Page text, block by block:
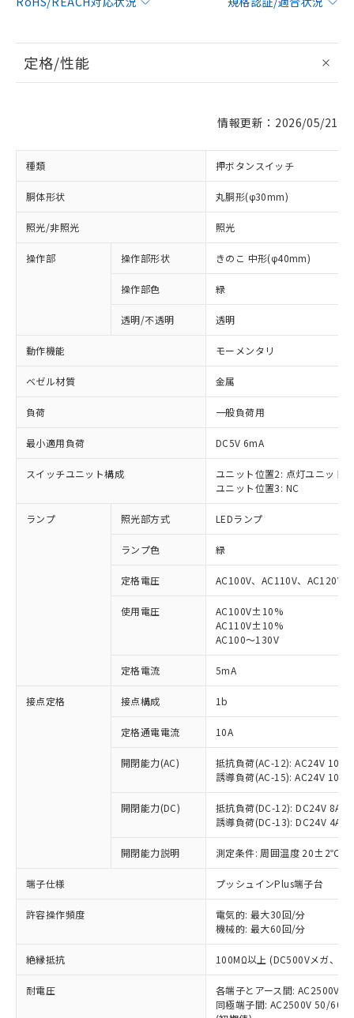
定格/性能
情報更新：2026/05/21
種類 押ボタンスイッチ
胴体形状 丸胴形(φ30mm)
照光/非照光 照光
操作部 操作部形状 きのこ 中形(φ40mm)
操作部色 緑
透明/不透明 透明
動作機能 モーメンタリ
ベゼル材質 金属
負荷 一般負荷用
最小適用負荷 DC5V 6mA
スイッチユニット構成
ユニット位置2: 点灯ユニット
ユニット位置3: NC
ランプ 照光部方式 LEDランプ
ランプ色 緑
定格電圧 AC100V、AC110V、AC120V
使用電圧
AC100V±10%
AC110V±10%
AC100～130V
定格電流 5mA
接点定格 接点構成 1b
定格通電電流 10A
開閉能力(AC)
抵抗負荷(AC-12): AC24V 10A/
誘導負荷(AC-15): AC24V
開閉能力(DC)
抵抗負荷(DC-12): DC24V 8A/
誘導負荷(DC-13): DC24V 4A/
開閉能力説明 測定条件: 周囲温度 20±2℃、
端子仕様 プッシュインPlus端子台
許容操作頻度
電気的: 最大30回/分
機械的: 最大60回/分
絶縁抵抗 100MΩ以上 (DC500Vメガ、点
耐電圧
各端子とアース間: AC2500V
同極端子間: AC2500V 50/
ご利用条件
以下の条件をお読みいただき、同意のうえ
本サービスは、当社制御機器事業取扱
商品の当社在庫状況および標準価格
(税抜)を提供させていただくもので
当社制御機器事業取扱商品の中には、
ことをご了承ください。
在庫状況および標準価格照会結果は、
記載している更新日時点での社内デー
タに基づき作成されるものであり、閲
覧された時点での実際の在庫および標
準価格とは異なる場合があることをご
対応済み：EU RoHS指令（10物質）の
非含有に対応した製品が提供可能な商品で
す。
対応予定：EU RoHS指令（10物質）の非含
有に対応した製品に切り替える予定のある
対応予定なし：EU RoHS指令（10物質）の
非含有に非対応の商品で、対応品を出す予
調査・確認中：EU RoHS指令（10物質）の
非含有の対応状況を調査中または確認中の
非該当品：ライセンス料など無形物で、有
害物質有無と関係のない商品です。
仕入先様の事情により、非含有部品として
いたものが、含有品と判明した場合などや
むを得ず変更することがあります。
*EU RoHS指令（10物質）：
鉛(Pb) 1000ppm以下、 水銀(Hg) 1000ppm以下、 カド
六価クロム(Cr(Ⅵ)) 1000ppm以下、ポリ臭化ビフェニル
類(PBB) 1000ppm以下、ポリ臭化ジフェニルエーテル類
「○」：最大均質材料含有率が中国RoHSの
基準値以下であることを示します。
「×」：最大均質材料含有率が中国RoHSの
基準値を超えていることを示します。
「－」：未確認です。当社販売部門へお問
*中国RoHS10物質の基準値 (GB/T26572)：
Pb(鉛) :1000ppm、 Hg(水銀) : 1000ppm、 Cd(カドミウ
Cr(Ⅵ)(六価クロム) : 1000ppm、 PBBs(ポリ臭化ビフェ
当社は、これら貴社製品のうち、外国
為替および外国貿易法に定める商品
または国外への提供する場合は、日本
国政府の輸出許可(または役務取引許
可)を取得するなどの必要な手続きを